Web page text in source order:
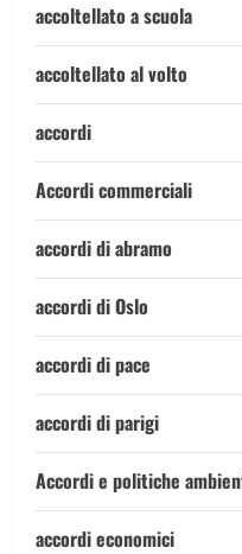
accoltellato a scuola
accoltellato al volto
accordi
Accordi commerciali
accordi di abramo
accordi di Oslo
accordi di pace
accordi di parigi
Accordi e politiche
accordi economici